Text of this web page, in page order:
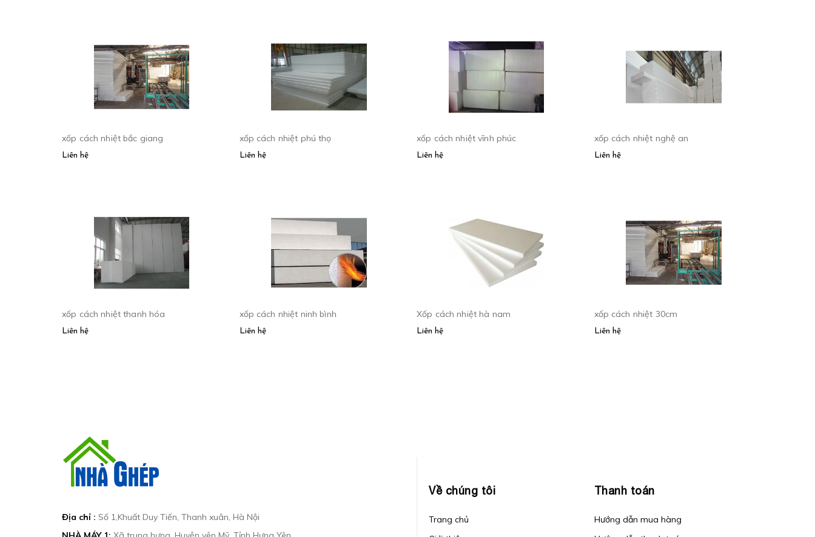
xốp cách nhiệt bắc giang
Liên hệ
xốp cách nhiệt phú thọ
Liên hệ
xốp cách nhiệt vĩnh phúc
Liên hệ
xốp cách nhiệt nghệ an
Liên hệ
xốp cách nhiệt thanh hóa
Liên hệ
xốp cách nhiệt ninh bình
Liên hệ
Xốp cách nhiệt hà nam
Liên hệ
xốp cách nhiệt 30cm
Liên hệ
Địa chỉ : Số 1,Khuất Duy Tiến, Thanh xuân, Hà Nội
Về chúng tôi
Trang chủ
Thanh toán
Hướng dẫn mua hàng